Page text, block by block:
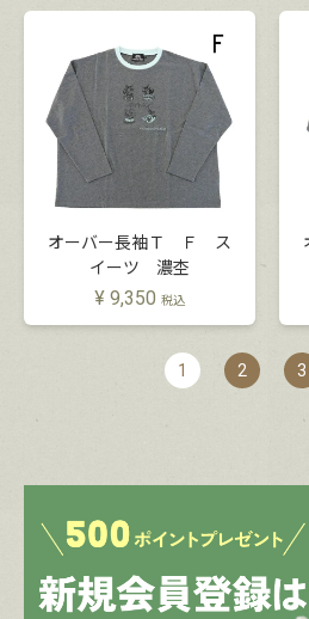
オーバー長袖Ｔ Ｆ ス
イーツ 濃杢
¥ 9,350 税込
1 2 3